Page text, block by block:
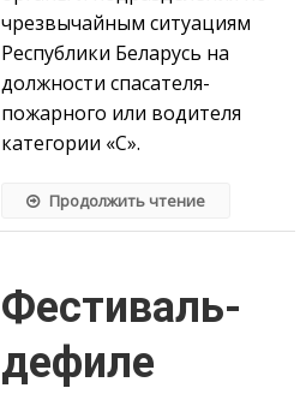
чрезвычайным ситуациям
Республики Беларусь на
должности спасателя-
пожарного или водителя
категории «С».
Продолжить чтение
Фестиваль-
дефиле